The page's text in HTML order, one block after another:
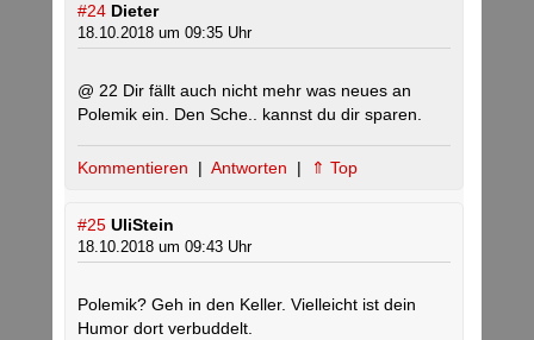
#24 Dieter
18.10.2018 um 09:35 Uhr
@ 22 Dir fällt auch nicht mehr was neues an
Polemik ein. Den Sche.. kannst du dir sparen.
Kommentieren | Antworten | ⇑ Top
#25 UliStein
18.10.2018 um 09:43 Uhr
Polemik? Geh in den Keller. Vielleicht ist dein
Humor dort verbuddelt.